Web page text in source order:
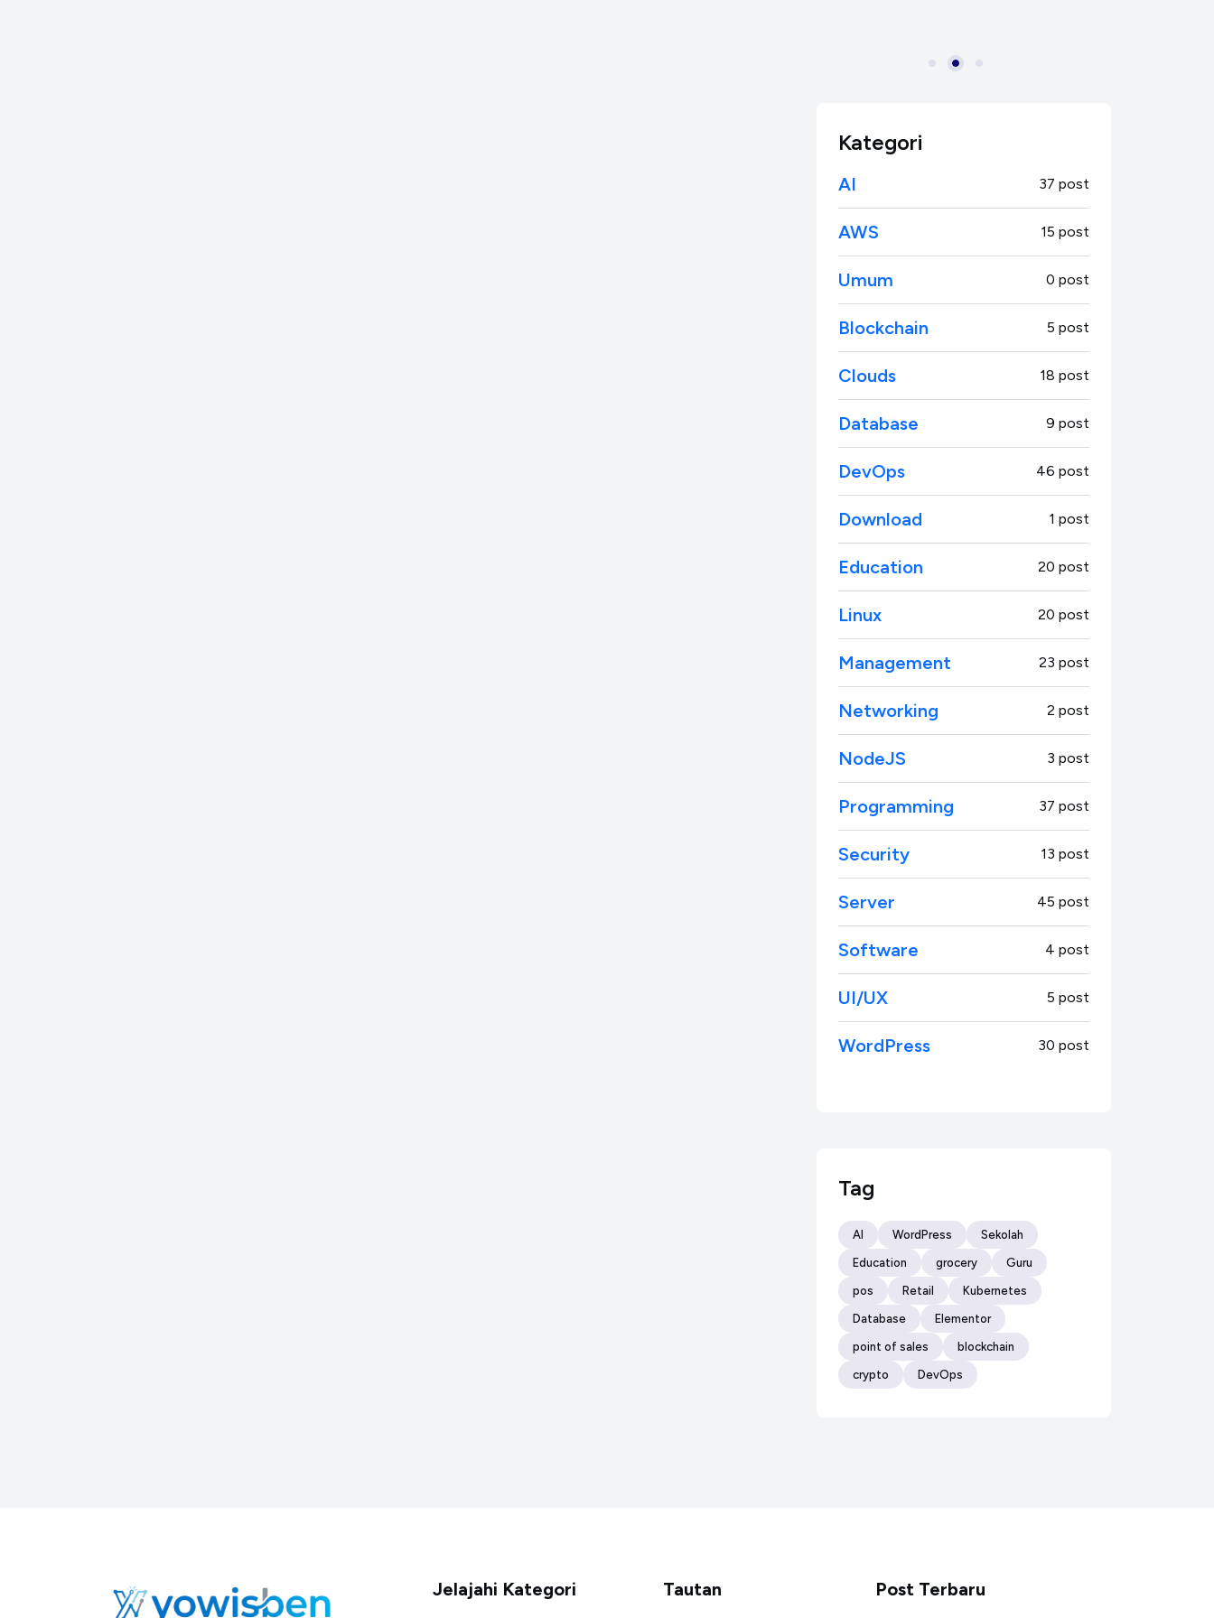
Kategori
AI 37 post
AWS 15 post
Umum 0 post
Blockchain 5 post
Clouds 18 post
Database 9 post
DevOps 46 post
Download 1 post
Education 20 post
Linux 20 post
Management 23 post
Networking 2 post
NodeJS 3 post
Programming 37 post
Security 13 post
Server 45 post
Software 4 post
UI/UX 5 post
WordPress 30 post
Tag
AI WordPress Sekolah
Education grocery Guru
pos Retail Kubernetes
Database Elementor
point of sales blockchain
crypto DevOps
Jelajahi Kategori Tautan Post Terbaru